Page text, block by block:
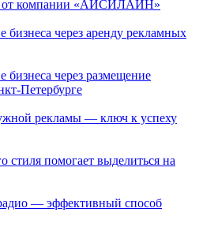
от компании «АЙСИЛАЙН»
через аренду рекламных
через размещение
Петербурге
рекламы — ключ к успеху
стиля помогает выделиться на
— эффективный способ